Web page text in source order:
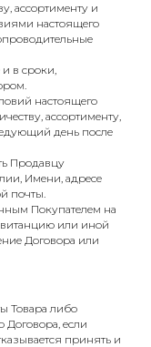
ассортименту и
настоящего
в сроки,
настоящего
ассортименту,
день после
Продавцу
Имени, адресе
почты.
Покупателем на
или иной
Договора или
Товара либо
Договора, если
принять и